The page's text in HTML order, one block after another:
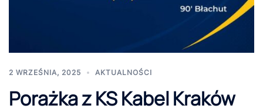
2 WRZEŚNIA, 2025 AKTUALNOŚCI
Porażka z KS Kabel Kraków